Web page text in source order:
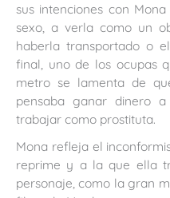
sus intenciones con
sexo, a verla como un
haberla transportado o
final, uno de los ocupas
metro se lamenta de
pensaba ganar dinero
trabajar como prostituta.
Mona refleja el
reprime y a la que ella
personaje, como la gran